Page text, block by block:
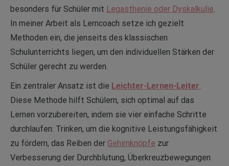
besonders für Schüler mit Legasthenie oder Dyskalkulie
In meiner Arbeit als Lerncoach setze ich gezielt
Methoden ein, die jenseits des klassischen
Schulunterrichts liegen, um den individuellen Stärken der
Schüler gerecht zu werden.
Ein zentraler Ansatz ist die Leichter-Lernen-Leiter
Diese Methode hilft Schülern, sich optimal auf das
Lernen vorzubereiten, indem sie vier einfache Schritte
durchlaufen: Trinken, um die kognitive Leistungsfähigkeit
zu fördern, das Reiben der Gehirnknöpfe zur
Verbesserung der Durchblutung, Überkreuzbewegungen